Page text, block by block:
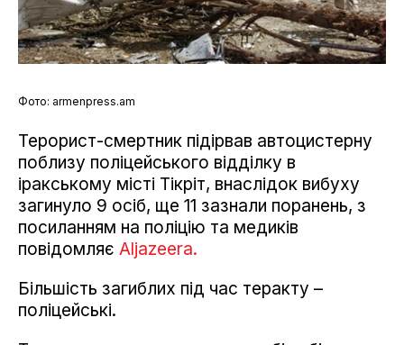
Фото: armenpress.am
Терорист-смертник підірвав автоцистерну
поблизу поліцейського відділку в
іракському місті Тікріт, внаслідок вибуху
загинуло 9 осіб, ще 11 зазнали поранень, з
посиланням на поліцію та медиків
повідомляє Аljazeera.
Більшість загиблих під час теракту –
поліцейські.